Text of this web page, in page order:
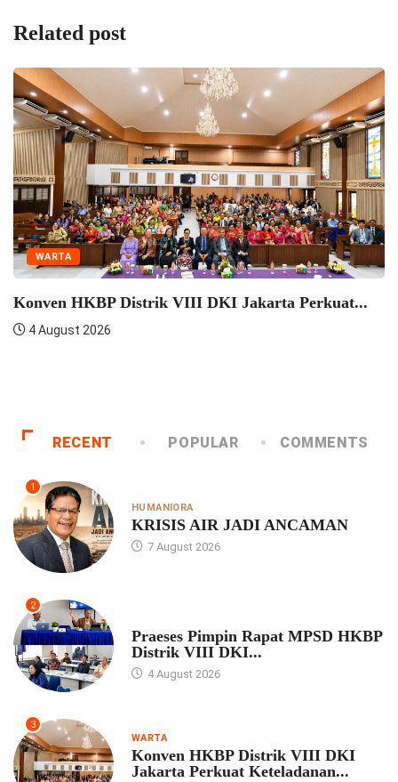
Related post
WARTA
Seminar Pelatihan Zending HKBP Menteng Perkuat
RECENT POPULAR COMMENTS
1
HUMANIORA
KRISIS AIR JADI ANCAMAN
7 August 2026
2
Praeses Pimpin Rapat MPSD HKBP
Distrik VIII DKI...
4 August 2026
3
WARTA
Konven HKBP Distrik VIII DKI
Jakarta Perkuat Keteladanan...